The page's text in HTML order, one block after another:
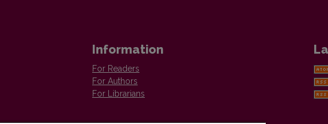
Information
For Readers
For Authors
For Librarians